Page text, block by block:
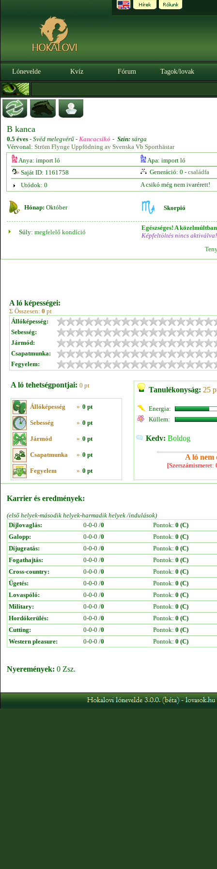
Lónevelde Kvíz Fórum Tagok/lovak
B kanca
0.5 éves - Svéd melegvérű - Kancacsikó - Szín: sárga
Vérvonal: Ström Flynge Uppfödning av Svenska Vb Sporthästar
Anya: import ló
Apa: import ló
Saját ID: 1161758
Generáció: 0 - családfa
Utódok: 0
A csikó még nem ivarérett!
Hónap: Október Skorpió
Súly: megfelelő kondíció
Egészséges! A
Képfeltöltés nincs aktiválva!
A ló képességei:
Σ Összesen: 0 pt
Állóképesség:
Sebesség:
Jármód:
Csapatmunka:
Fegyelem:
A ló tehetségpontjai: 0 pt
Állóképesség » 0 pt
Sebesség » 0 pt
Jármód » 0 pt
Csapatmunka » 0 pt
Fegyelem » 0 pt
Tanulékonyság: 25
Energia:
Küllem:
Kedv: Boldog
A ló nem
Karrier és eredmények:
(első helyek-második helyek-harmadik helyek /indulások)
Díjlovaglás:
0-0-0 /0 Pontok: 0 (C)
Galopp:
0-0-0 /0 Pontok: 0 (C)
Díjugratás:
0-0-0 /0 Pontok: 0 (C)
Fogathajtás:
0-0-0 /0 Pontok: 0 (C)
Cross-country:
0-0-0 /0 Pontok: 0 (C)
Ügetés:
0-0-0 /0 Pontok: 0 (C)
Lovaspóló:
0-0-0 /0 Pontok: 0 (C)
Military:
0-0-0 /0 Pontok: 0 (C)
Hordókerülés:
0-0-0 /0 Pontok: 0 (C)
Cutting:
0-0-0 /0 Pontok: 0 (C)
Western pleasure:
0-0-0 /0 Pontok: 0 (C)
Nyeremények: 0 Zsz.